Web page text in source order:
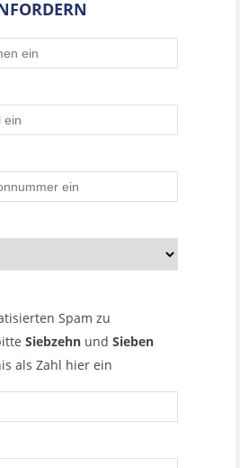
Spam zu
Siebzehn und Sieben
als Zahl hier ein